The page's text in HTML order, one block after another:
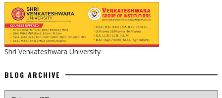
Shri Venkateshwara University
BLOG ARCHIVE